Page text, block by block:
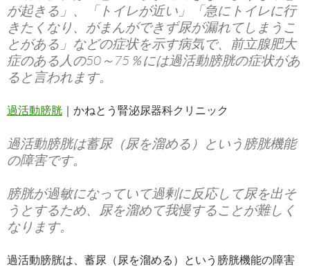
が起きる」、「トイレが近い」「急にトイレに行
きたくなり、がまんができず尿が漏れてしまうこ
とがある」などの症状を示す病気で、前立腺肥大
症のある人の50～75％には過活動膀胱の症状があ
ると言われます。
過活動膀胱 ｜かねとう腎泌尿器科クリニック
過活動膀胱は蓄尿（尿を溜める）という膀胱機能
の障害です。
膀胱が過敏になっていて過剰に反応して尿を出そ
うとするため、尿を溜めて我慢することが難しく
なります。
過活動膀胱は、蓄尿（尿を溜める）という膀胱機能の障害